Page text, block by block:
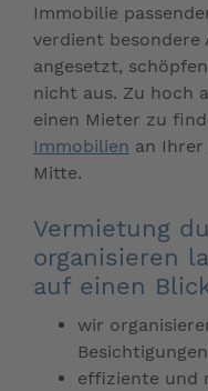
Immobilie
verdient besondere
angesetzt,
nicht aus. Zu hoch
einen Mieter zu
Immobilien an
Mitte.
Vermietung
organisieren
auf einen
wir
Besichtigungen
effiziente und